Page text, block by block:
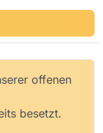
offenen
besetzt.